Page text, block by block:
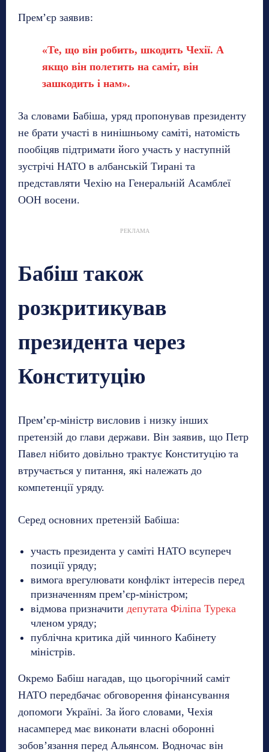
Прем’єр заявив:
«Те, що він робить, шкодить Чехії. А
якщо він полетить на саміт, він
зашкодить і нам».
За словами Бабіша, уряд пропонував президенту
не брати участі в нинішньому саміті, натомість
пообіцяв підтримати його участь у наступній
зустрічі НАТО в албанській Тирані та
представляти Чехію на Генеральній Асамблеї
ООН восени.
РЕКЛАМА
Бабіш також
розкритикував
президента через
Конституцію
Прем’єр-міністр висловив і низку інших
претензій до глави держави. Він заявив, що Петр
Павел нібито довільно трактує Конституцію та
втручається у питання, які належать до
компетенції уряду.
Серед основних претензій Бабіша:
участь президента у саміті НАТО всупереч
позиції уряду;
вимога врегулювати конфлікт інтересів перед
призначенням прем’єр-міністром;
відмова призначити депутата Філіпа Турека
членом уряду;
публічна критика дій чинного Кабінету
міністрів.
Окремо Бабіш нагадав, що цьогорічний саміт
НАТО передбачає обговорення фінансування
допомоги Україні. За його словами, Чехія
насамперед має виконати власні оборонні
зобов’язання перед Альянсом. Водночас він